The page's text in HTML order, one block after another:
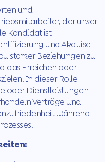
und
der unser
Kandidat ist
und Akquise
starker Beziehungen zu
das Erreichen oder
In dieser Rolle
oder Dienstleistungen
Verträge und
während